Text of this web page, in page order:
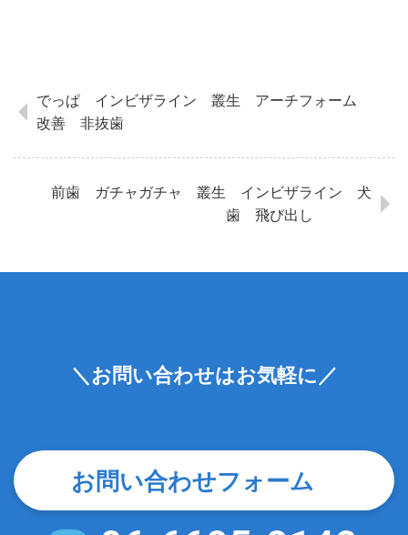
でっぱ インビザライン 叢生 アーチフォーム
改善 非抜歯
前歯 ガチャガチャ 叢生 インビザライン 犬
歯 飛び出し
＼お問い合わせはお気軽に／
お問い合わせフォーム